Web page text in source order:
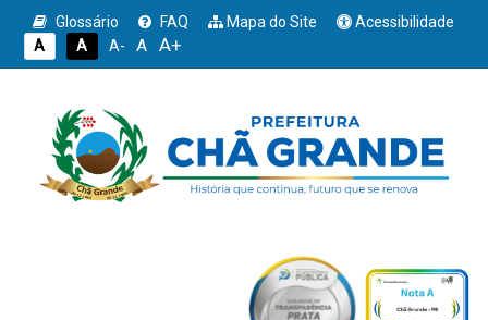
Glossário FAQ Mapa do Site
Acessibilidade
A
A A- A A+